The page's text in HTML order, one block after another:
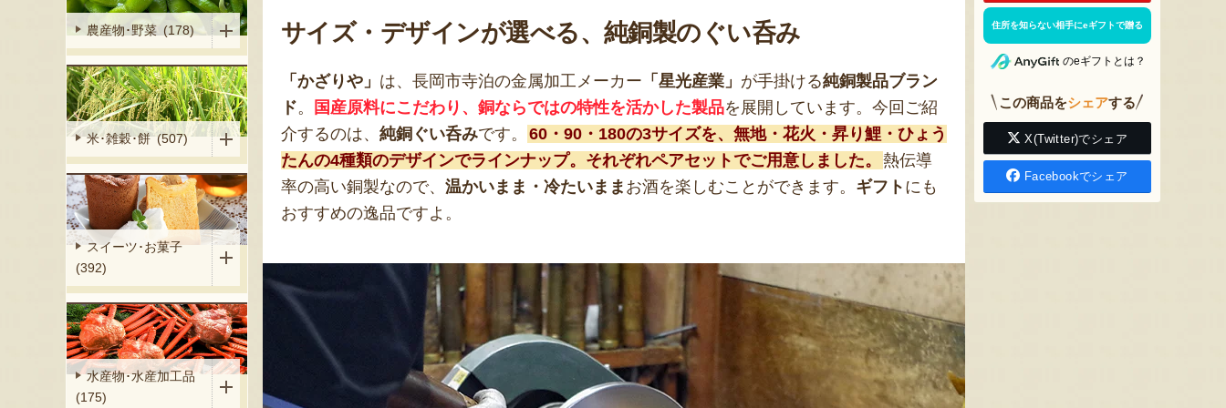
サイズ・デザインが選べる、純銅製のぐい呑み
「かざりや」 は、長岡市寺泊の金属加工メーカー 「星光産業」 が手掛ける純銅製品ブラン
ド。 国産原料にこだわり、銅ならではの特性を活かした製品を展開しています。今回ご紹
介するのは、 純銅ぐい呑みです。 60・90・180の3サイズを、無地・花火・昇り鯉・ひょう
たんの4種類のデザインでラインナップ。それぞれペアセットでご用意しました。 熱伝導
率の高い銅製なので、 温かいまま・冷たいまま お酒を楽しむことができます。 ギフト にも
おすすめの逸品ですよ。
住所を知らない相手にeギフトで贈る
のeギフトとは？
この商品をシェアする
X(Twitter)でシェア
Facebookでシェア
農産物･野菜 (178)
米･雑穀･餅 (507)
スイーツ･お菓子
(392)
水産物･水産加工品
(175)